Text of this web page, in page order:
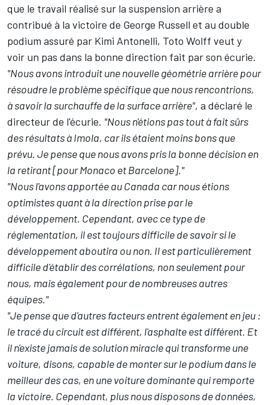
que le travail réalisé sur la suspension arrière a
contribué à la victoire de George Russell et au double
podium assuré par Kimi Antonelli, Toto Wolff veut y
voir un pas dans la bonne direction fait par son écurie.
"Nous avons introduit une nouvelle géométrie arrière pour
résoudre le problème spécifique que nous rencontrions,
à savoir la surchauffe de la surface arrière", a déclaré le
directeur de l'écurie. "Nous n'étions pas tout à fait sûrs
des résultats à Imola, car ils étaient moins bons que
prévu. Je pense que nous avons pris la bonne décision en
la retirant [pour Monaco et Barcelone]."
"Nous l'avons apportée au Canada car nous étions
optimistes quant à la direction prise par le
développement. Cependant, avec ce type de
réglementation, il est toujours difficile de savoir si le
développement aboutira ou non. Il est particulièrement
difficile d'établir des corrélations, non seulement pour
nous, mais également pour de nombreuses autres
équipes."
"Je pense que d'autres facteurs entrent également en jeu :
le tracé du circuit est différent, l'asphalte est différent. Et
il n'existe jamais de solution miracle qui transforme une
voiture, disons, capable de monter sur le podium dans le
meilleur des cas, en une voiture dominante qui remporte
la victoire. Cependant, plus nous disposons de données,